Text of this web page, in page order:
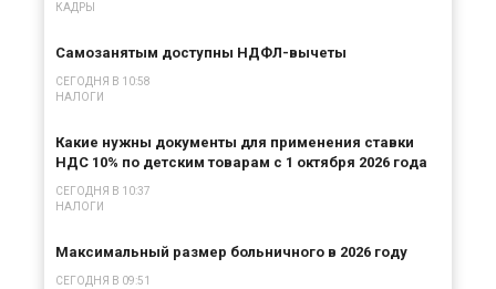
КАДРЫ
Самозанятым доступны НДФЛ-вычеты
СЕГОДНЯ В 10:58
НАЛОГИ
Какие нужны документы для применения ставки
НДС 10% по детским товарам с 1 октября 2026 года
СЕГОДНЯ В 10:37
НАЛОГИ
Максимальный размер больничного в 2026 году
СЕГОДНЯ В 09:51